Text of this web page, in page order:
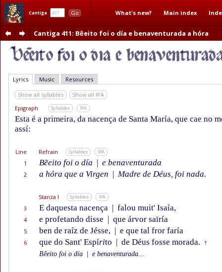
Cantiga Go What's new? Main index
Cantiga 411: Bẽeito foi o día e benaventurada a hóra
Lyrics Music Resources
Show all syllables
Show all IPA
Epigraph
Syllables IPA
Esta é a primeira, da nacença de Santa María, que cae no
assí:
Line Refrain Syllables IPA
1 Bẽeito foi o día | e benaventurada
2 a hóra que a Virgen | Madre de Déus, foi nada.
Stanza I Syllables IPA
3 E daquesta nacença | falou muit' Isaía,
4 e profetando disse | que árvor saïría
5 ben de raíz de Jésse, | e que tal fror faría
6 que do Sant' Espírito | de Déus fosse morada. †
Bẽeito foi o día e benaventurada...